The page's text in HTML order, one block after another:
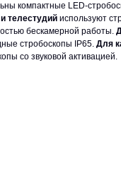
компактные LED-
телестудий используют
бескамерной работы.
стробоскопы IP65. Для
со звуковой активацией.